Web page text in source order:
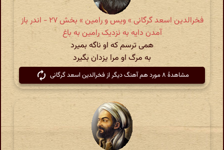
فخرالدین اسعد گرگانی » ویس و رامین » بخش ۲۷ - اندر باز
آمدن دایه به نزدیک رامین به باغ
همی ترسم که او ناگه بمیرد
به مرگ او مرا یزدان بگیرد
مشاهدهٔ ۸ مورد هم آهنگ دیگر از فخرالدین اسعد گرگانی